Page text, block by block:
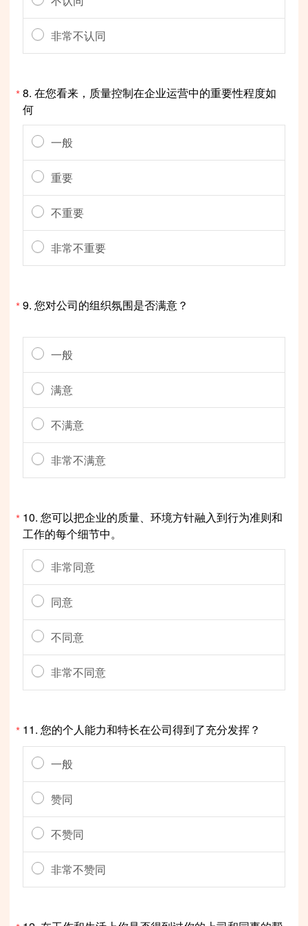
非常不认同
*8. 在您看来，质量控制在企业运营中的重要性程度如
何
一般
重要
不重要
非常不重要
*9. 您对公司的组织氛围是否满意？
一般
满意
不满意
非常不满意
* 10. 您可以把企业的质量、环境方针融入到行为准则和
工作的每个细节中。
非常同意
同意
不同意
非常不同意
* 11. 您的个人能力和特长在公司得到了充分发挥？
一般
赞同
不赞同
非常不赞同